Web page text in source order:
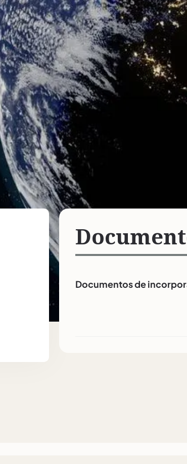
Documentos de